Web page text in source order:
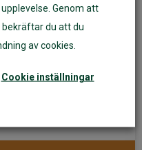
Badblöja/Badbyxa
Genom att
bekräftar du att du
av cookies.
Cookie inställningar